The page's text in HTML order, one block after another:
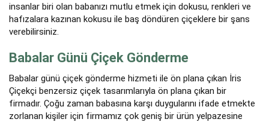
insanlar biri olan babanızı mutlu etmek için dokusu, renkleri ve
hafızalara kazınan kokusu ile baş döndüren çiçeklere bir şans
verebilirsiniz.
Babalar Günü Çiçek Gönderme
Babalar günü çiçek gönderme hizmeti ile ön plana çıkan İris
Çiçekçi benzersiz çiçek tasarımlarıyla ön plana çıkan bir
firmadır. Çoğu zaman babasına karşı duygularını ifade etmekte
zorlanan kişiler için firmamız çok geniş bir ürün yelpazesine